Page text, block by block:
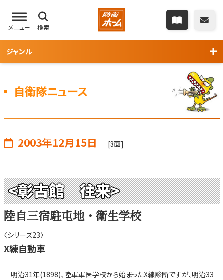
メニュー 検索
ジャンル
自衛隊ニュース
2003年12月15日 [8面]
<彰古館 往来>
陸自三宿駐屯地・衛生学校
〈シリーズ23〉
X練自動車
明治31年(1898)、陸軍軍医学校から始まったX線診断ですが、明治33